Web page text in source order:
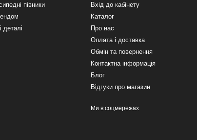
півники
деталі
Вхід до кабінету
Каталог
Про нас
Оплата і доставка
Обмін та повернення
Контактна інформація
Блог
Відгуки про магазин
Ми в соцмережах